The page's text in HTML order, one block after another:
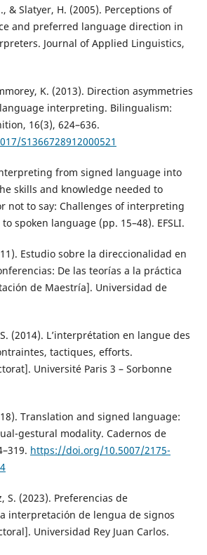
& Slatyer, H. (2005). Perceptions of
and preferred language direction in
Journal of Applied Linguistics,
K. (2013). Direction asymmetries
interpreting. Bilingualism:
16(3), 624–636.
S1366728912000521
from signed language into
skills and knowledge needed to
not to say: Challenges of interpreting
spoken language (pp. 15–48). EFSLI.
Estudio sobre la direccionalidad en
De las teorías a la práctica
de Maestría]. Universidad de
(2014). L’interprétation en langue des
tactiques, efforts.
Université Paris 3 – Sorbonne
Translation and signed language:
gestural modality. Cadernos de
https://doi.org/10.5007/2175-
S. (2023). Preferencias de
interpretación de lengua de signos
Universidad Rey Juan Carlos.